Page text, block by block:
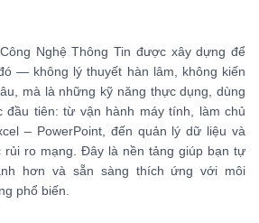
Nghệ Thông Tin được xây dựng để
— không lý thuyết hàn lâm, không kiến
mà là những kỹ năng thực dụng, dùng
đầu tiên: từ vận hành máy tính, làm chủ
– PowerPoint, đến quản lý dữ liệu và
rủi ro mạng. Đây là nền tảng giúp bạn tự
hơn và sẵn sàng thích ứng với môi
phổ biến.